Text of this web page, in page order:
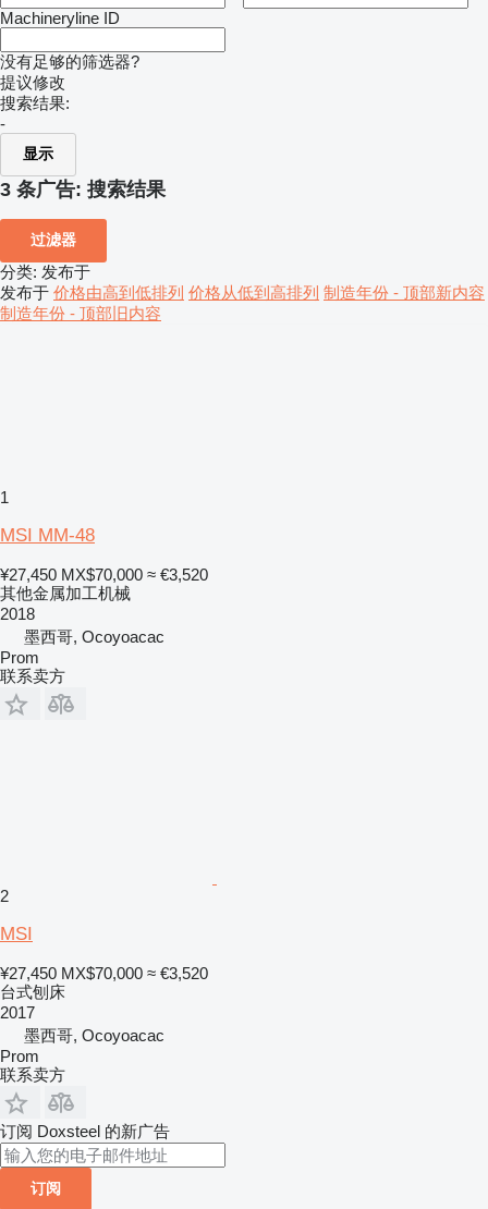
Machineryline ID
没有足够的筛选器?
提议修改
搜索结果:
-
显示
3 条广告: 搜索结果
过滤器
分类: 发布于
发布于 价格由高到低排列 价格从低到高排列 制造年份 - 顶部新内容
制造年份 - 顶部旧内容
1
MSI MM-48
¥27,450 MX$70,000 ≈ €3,520
其他金属加工机械
2018
墨西哥, Ocoyoacac
Prom
联系卖方
2
MSI
¥27,450 MX$70,000 ≈ €3,520
台式刨床
2017
墨西哥, Ocoyoacac
Prom
联系卖方
订阅 Doxsteel 的新广告
订阅